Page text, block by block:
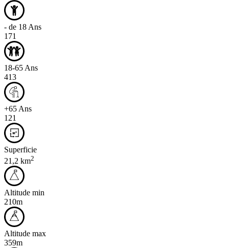
- de 18 Ans
171
18-65 Ans
413
+65 Ans
121
Superficie
21,2 km2
Altitude min
210m
Altitude max
359m